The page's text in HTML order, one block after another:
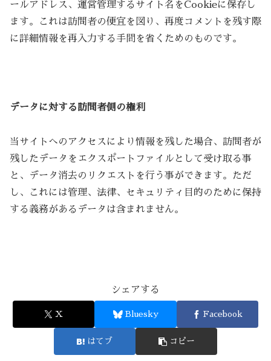
ールアドレス、運営管理するサイト名をCookieに保存し
ます。これは訪問者の便宜を図り、再度コメントを残す際
に詳細情報を再入力する手間を省くためのものです。
データに対する訪問者側の権利
当サイトへのアクセスにより情報を残した場合、訪問者が
残したデータをエクスポートファイルとして受け取る事
と、データ消去のリクエストを行う事ができます。ただ
し、これには管理、法律、セキュリティ目的のために保持
する義務があるデータは含まれません。
シェアする
X Bluesky Facebook
はてブ コピー